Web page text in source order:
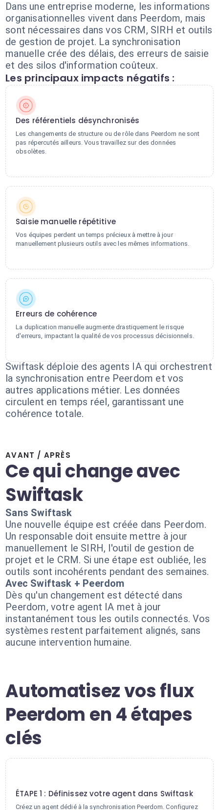
Dans une entreprise moderne, les informations
organisationnelles vivent dans Peerdom, mais
sont nécessaires dans vos CRM, SIRH et outils
de gestion de projet. La synchronisation
manuelle crée des délais, des erreurs de saisie
et des silos d'information coûteux.
Les principaux impacts négatifs :
Des référentiels désynchronisés
Les changements de structure ou de rôle dans Peerdom ne sont
pas répercutés ailleurs. Vous travaillez sur des données
obsolètes.
Saisie manuelle répétitive
Vos équipes perdent un temps précieux à mettre à jour
manuellement plusieurs outils avec les mêmes informations.
Erreurs de cohérence
La duplication manuelle augmente drastiquement le risque
d'erreurs, impactant la qualité de vos processus décisionnels.
Swiftask déploie des agents IA qui orchestrent
la synchronisation entre Peerdom et vos
autres applications métier. Les données
circulent en temps réel, garantissant une
cohérence totale.
AVANT / APRÈS
Ce qui change avec
Swiftask
Sans Swiftask
Une nouvelle équipe est créée dans Peerdom.
Un responsable doit ensuite mettre à jour
manuellement le SIRH, l'outil de gestion de
projet et le CRM. Si une étape est oubliée, les
outils sont incohérents pendant des semaines.
Avec Swiftask + Peerdom
Dès qu'un changement est détecté dans
Peerdom, votre agent IA met à jour
instantanément tous les outils connectés. Vos
systèmes restent parfaitement alignés, sans
aucune intervention humaine.
Automatisez vos flux
Peerdom en 4 étapes
clés
ÉTAPE 1 : Définissez votre agent dans Swiftask
Créez un agent dédié à la synchronisation Peerdom. Configurez